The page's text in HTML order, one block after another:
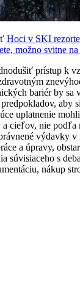
Hoci v SKI
možno svitne na
prístup k
bariér by sa
aby
uplatnenie
cieľov, nie podľa
výdavky
a úpravy,
súvisiaceho s
nákup